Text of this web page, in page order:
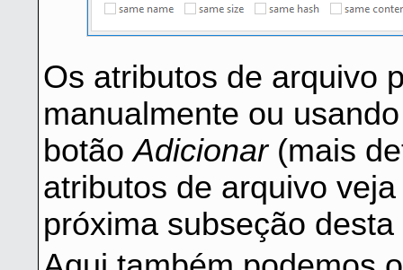
Os atributos de arquivo
manualmente ou
botãoAdicionar(mais
atributos de arquivo
próxima subseção